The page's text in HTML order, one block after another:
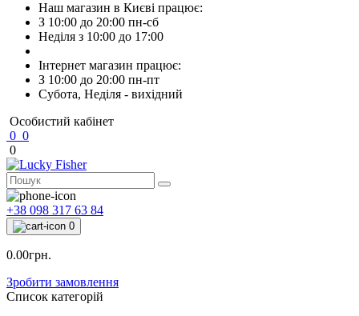
Наш магазин в Києві працює:
З 10:00 до 20:00 пн-сб
Неділя з 10:00 до 17:00
Інтернет магазин працює:
З 10:00 до 20:00 пн-пт
Субота, Неділя - вихідний
Особистий кабінет
0 0
0
+38 098 317 63 84
0
0.00грн.
Зробити замовлення
Список категорій